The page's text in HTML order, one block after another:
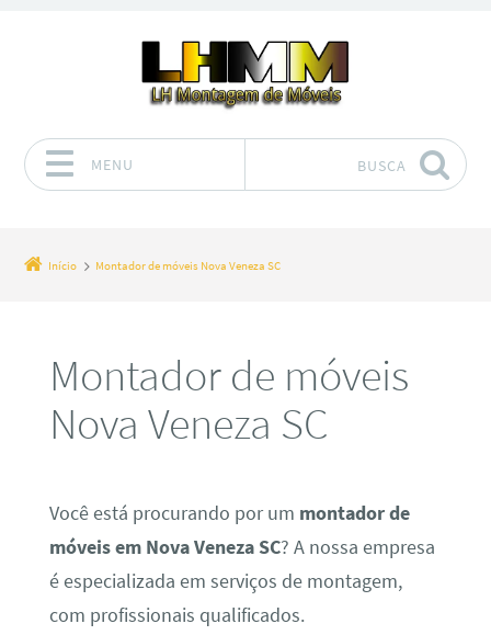
MENU BUSCA
Início Montador de móveis Nova Veneza SC
Montador de móveis
Nova Veneza SC
Você está procurando por um montador de
móveis em Nova Veneza SC? A nossa empresa
é especializada em serviços de montagem,
com profissionais qualificados.